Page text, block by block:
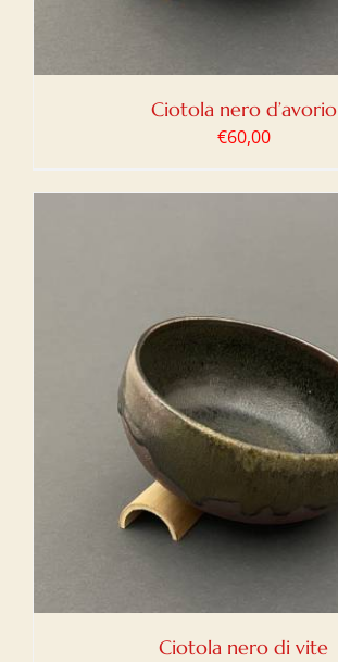
Ciotola nero d’avorio
€60,00
Ciotola nero di vite